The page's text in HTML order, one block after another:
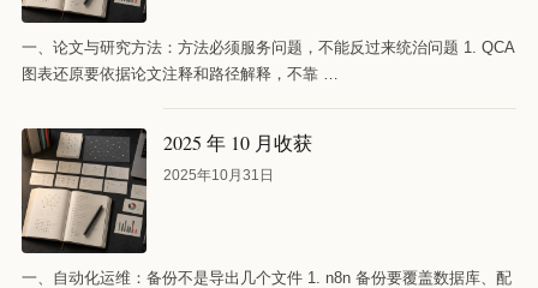
一、论文与研究方法：方法必须服务问题，不能反过来统治问题 1. QCA
图表还原要依据论文注释和路径解释，不靠 …
2025 年 10 月收获
2025年10月31日
一、自动化运维：备份不是导出几个文件 1. n8n 备份要覆盖数据库、配